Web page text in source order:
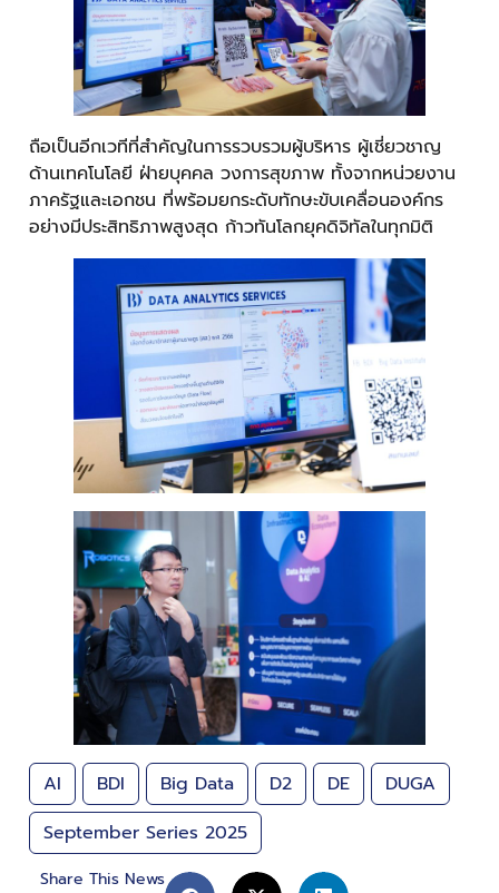
ถือเป็นอีกเวทีที่สำคัญในการรวบรวมผู้บริหาร ผู้เชี่ยวชาญ
ด้านเทคโนโลยี ฝ่ายบุคคล วงการสุขภาพ ทั้งจากหน่วยงาน
ภาครัฐและเอกชน ที่พร้อมยกระดับทักษะขับเคลื่อนองค์กร
อย่างมีประสิทธิภาพสูงสุด ก้าวทันโลกยุคดิจิทัลในทุกมิติ
AI BDI Big Data D2 DE
DUGA
September Series 2025
Share This News